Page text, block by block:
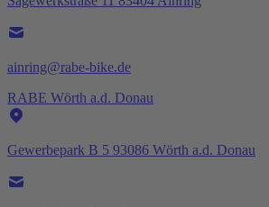
ainring@rabe-bike.de
RABE Wörth a.d. Donau
Gewerbepark B 5 93086 Wörth a.d. Donau